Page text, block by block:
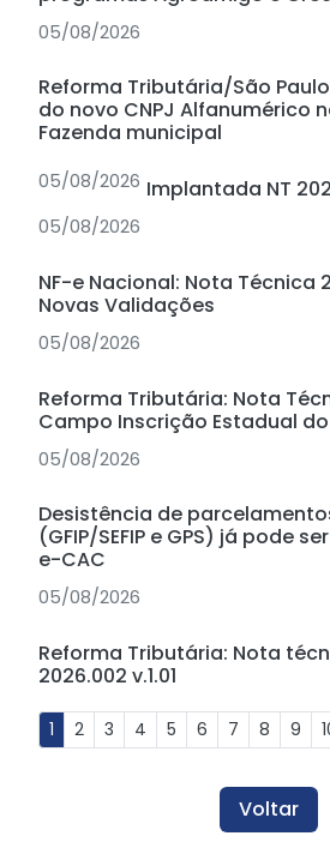
05/08/2026
Reforma Tributária/São
do novo CNPJ Alfanumérico
Fazenda municipal
05/08/2026 Implantada NT
05/08/2026
NF-e Nacional: Nota Técnica
Novas Validações
05/08/2026
Reforma Tributária: Nota
Campo Inscrição Estadual
05/08/2026
Desistência de
(GFIP/SEFIP e GPS) já pode
e-CAC
05/08/2026
Reforma Tributária: Nota
2026.002 v.1.01
1 2 3 4 5 6 7 8 9
Voltar